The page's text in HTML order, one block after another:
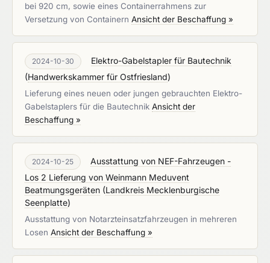
bei 920 cm, sowie eines Containerrahmens zur
Versetzung von Containern Ansicht der Beschaffung »
2024-10-30
Elektro-Gabelstapler für Bautechnik
(Handwerkskammer für Ostfriesland)
Lieferung eines neuen oder jungen gebrauchten Elektro-
Gabelstaplers für die Bautechnik Ansicht der
Beschaffung »
2024-10-25
Ausstattung von NEF-Fahrzeugen -
Los 2 Lieferung von Weinmann Meduvent
Beatmungsgeräten (Landkreis Mecklenburgische
Seenplatte)
Ausstattung von Notarzteinsatzfahrzeugen in mehreren
Losen Ansicht der Beschaffung »